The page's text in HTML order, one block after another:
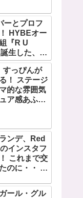
で自分を見
ーとプロフ
HYBEオー
『R U
生した、日
モカを含む
グループ！
」が
ット
すっぴんが
！ ステージ
的な雰囲気
ア感あふれ
ンデ、Red
インスタフ
これまで交
のに・・ 一
ール・グル